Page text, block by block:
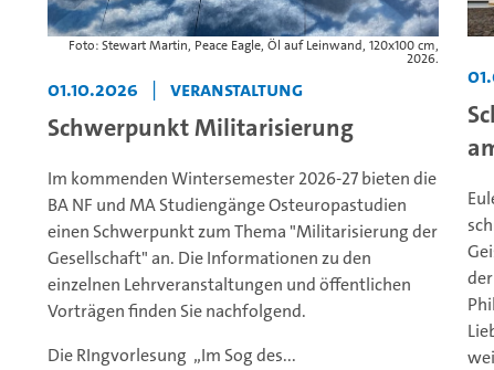
Foto: Stewart Martin, Peace Eagle, Öl auf Leinwand, 120x100 cm,
2026.
01.10.2026 | Veranstaltung
Schwerpunkt Militarisierung
Im kommenden Wintersemester 2026-27 bieten die
BA NF und MA Studiengänge Osteuropastudien
einen Schwerpunkt zum Thema "Militarisierung der
Gesellschaft" an. Die Informationen zu den
einzelnen Lehrveranstaltungen und öffentlichen
Vorträgen finden Sie nachfolgend.
Die RIngvorlesung „Im Sog des...